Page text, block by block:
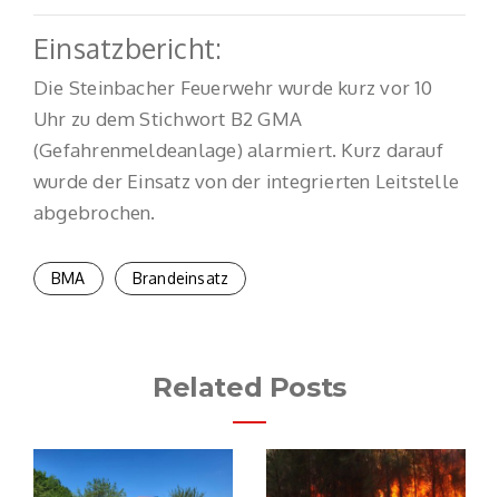
Einsatzbericht:
Die Steinbacher Feuerwehr wurde kurz vor 10
Uhr zu dem Stichwort B2 GMA
(Gefahrenmeldeanlage) alarmiert. Kurz darauf
wurde der Einsatz von der integrierten Leitstelle
abgebrochen.
BMA Brandeinsatz
Related Posts